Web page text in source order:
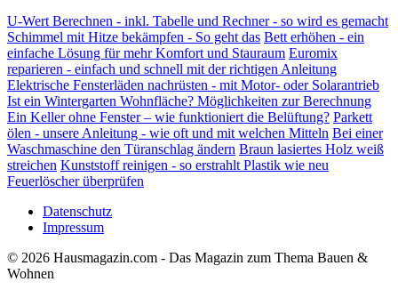
U-Wert Berechnen - inkl. Tabelle und Rechner - so wird es gemacht
Schimmel mit Hitze bekämpfen - So geht das Bett erhöhen - ein
einfache Lösung für mehr Komfort und Stauraum Euromix
reparieren - einfach und schnell mit der richtigen Anleitung
Elektrische Fensterläden nachrüsten - mit Motor- oder Solarantrieb
Ist ein Wintergarten Wohnfläche? Möglichkeiten zur Berechnung
Ein Keller ohne Fenster – wie funktioniert die Belüftung? Parkett
ölen - unsere Anleitung - wie oft und mit welchen Mitteln Bei einer
Waschmaschine den Türanschlag ändern Braun lasiertes Holz weiß
streichen Kunststoff reinigen - so erstrahlt Plastik wie neu
Feuerlöscher überprüfen
Datenschutz
Impressum
© 2026 Hausmagazin.com - Das Magazin zum Thema Bauen &
Wohnen